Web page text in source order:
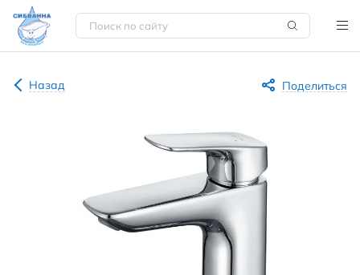
Назад Поделиться